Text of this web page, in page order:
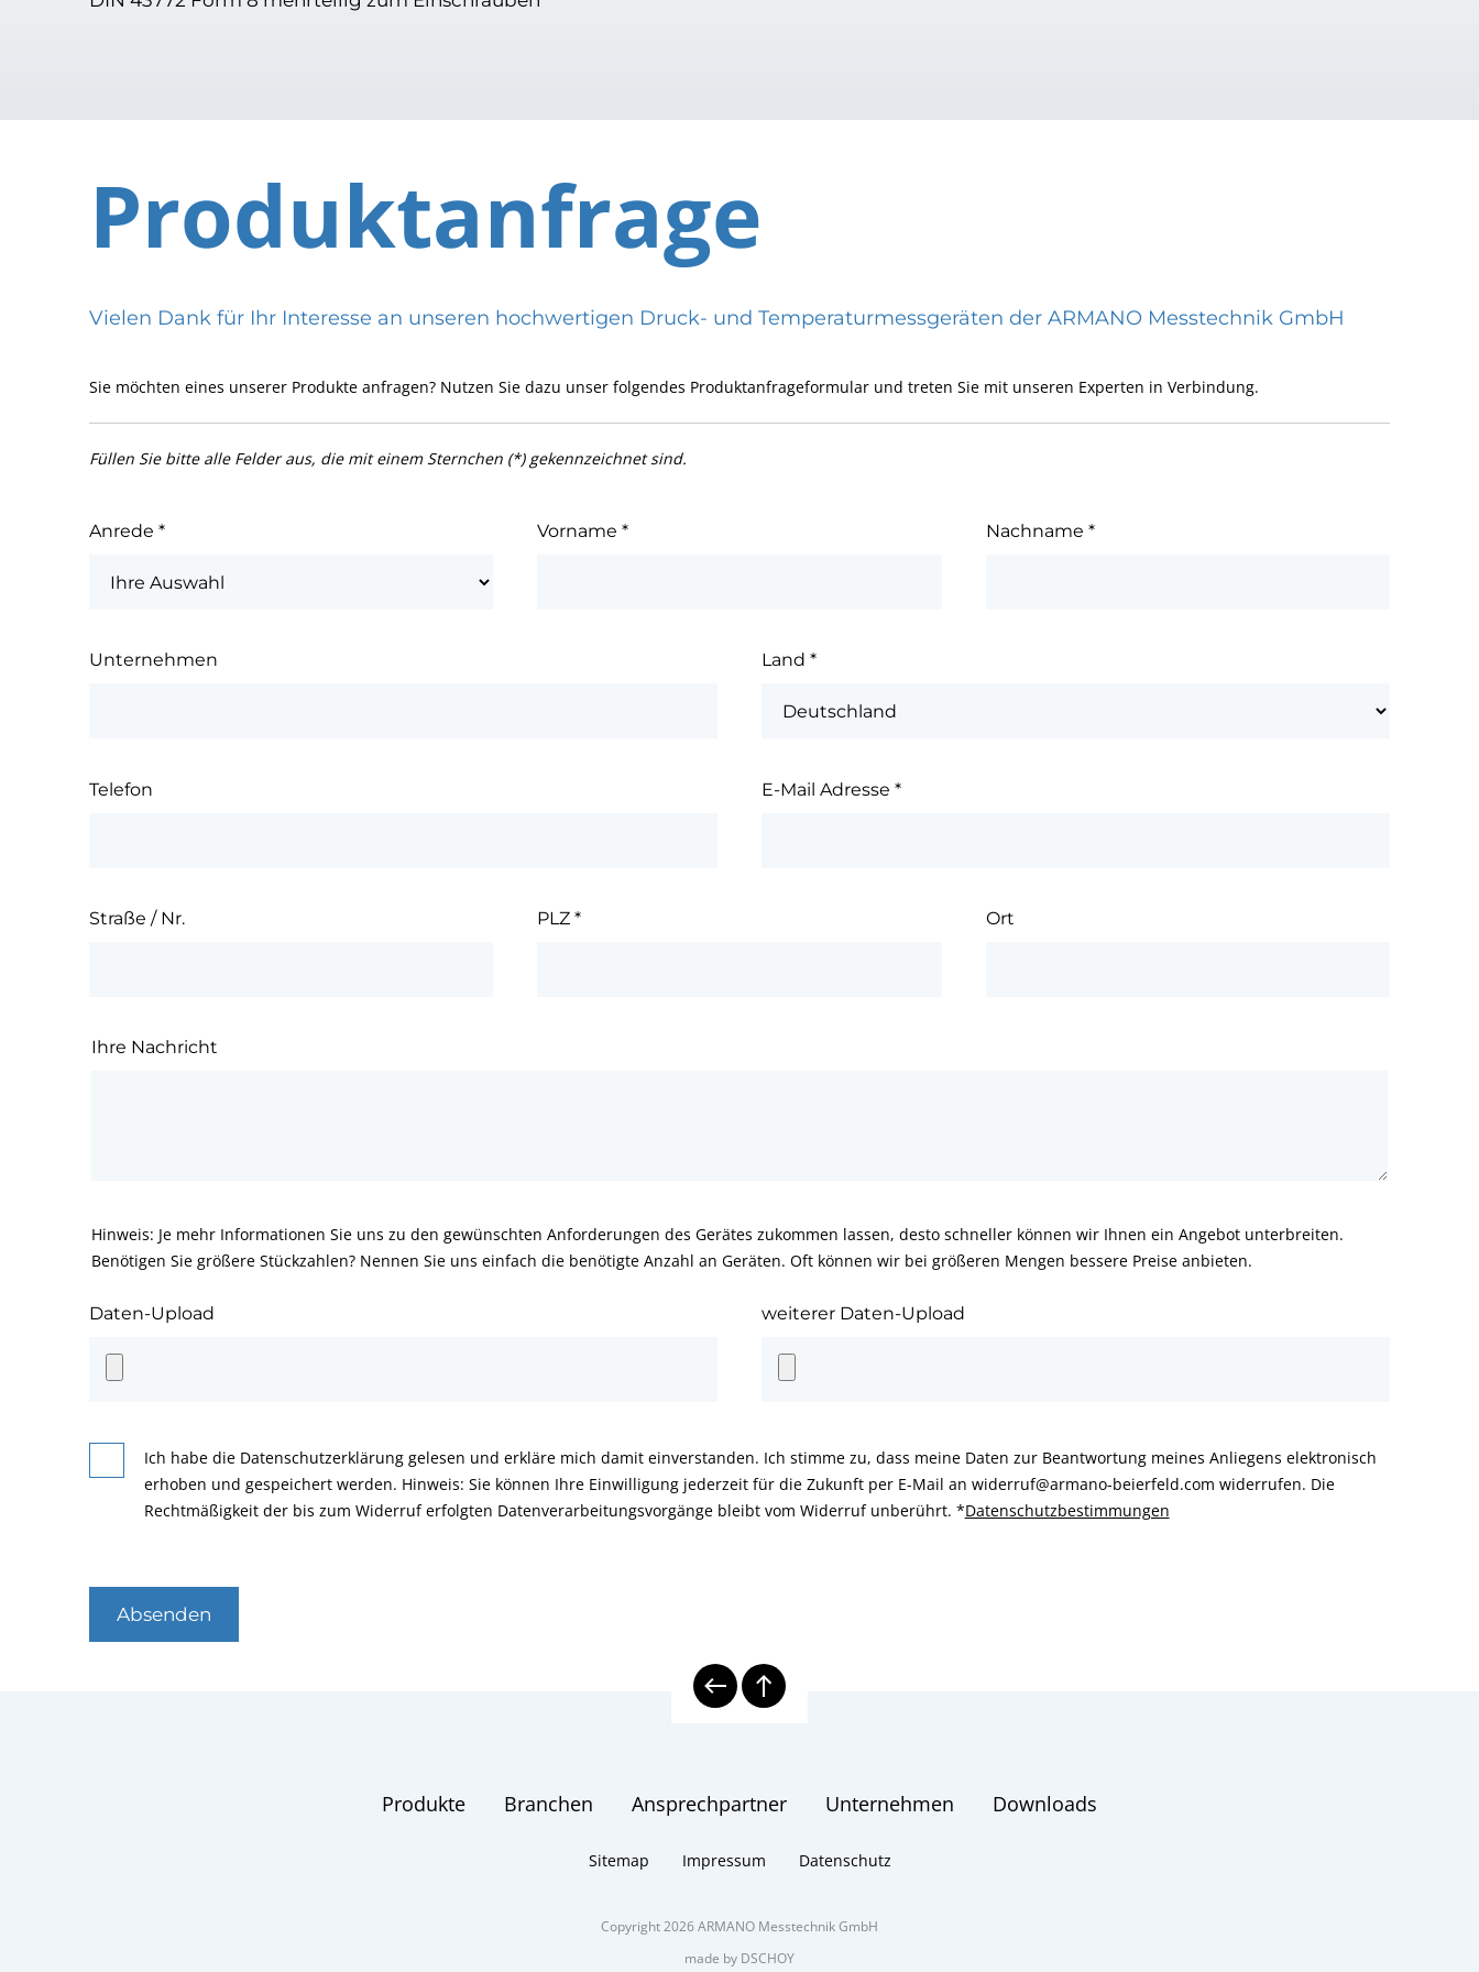
Produktanfrage
Vielen Dank für Ihr Interesse an unseren hochwertigen Druck- und Temperaturmessgeräten der ARMANO Messtechnik GmbH
Sie möchten eines unserer Produkte anfragen? Nutzen Sie dazu unser folgendes Produktanfrageformular und treten Sie mit unseren Experten in Verbindung.
Füllen Sie bitte alle Felder aus, die mit einem Sternchen (*) gekennzeichnet sind.
Anrede * Vorname* Nachname *
Unternehmen Land *
Telefon E-Mail Adresse *
Straße / Nr. PLZ* Ort
Ihre Nachricht
Hinweis: Je mehr Informationen Sie uns zu den gewünschten Anforderungen des Gerätes zukommen lassen, desto schneller können wir Ihnen ein Angebot unterbreiten.
Benötigen Sie größere Stückzahlen? Nennen Sie uns einfach die benötigte Anzahl an Geräten. Oft können wir bei größeren Mengen bessere Preise anbieten.
Daten-Upload weiterer Daten-Upload
Ich habe die Datenschutzerklärung gelesen und erkläre mich damit einverstanden. Ich stimme zu, dass meine Daten zur Beantwortung meines Anliegens elektronisch
erhoben und gespeichert werden. Hinweis: Sie können Ihre Einwilligung jederzeit für die Zukunft per E-Mail an widerruf@armano-beierfeld.com widerrufen. Die
Rechtmäßigkeit der bis zum Widerruf erfolgten Datenverarbeitungsvorgänge bleibt vom Widerruf unberührt. *Datenschutzbestimmungen
Absenden
Produkte Branchen Ansprechpartner Unternehmen Downloads
Sitemap Impressum Datenschutz
Copyright 2026 ARMANO Messtechnik GmbH
made by DSCHOY